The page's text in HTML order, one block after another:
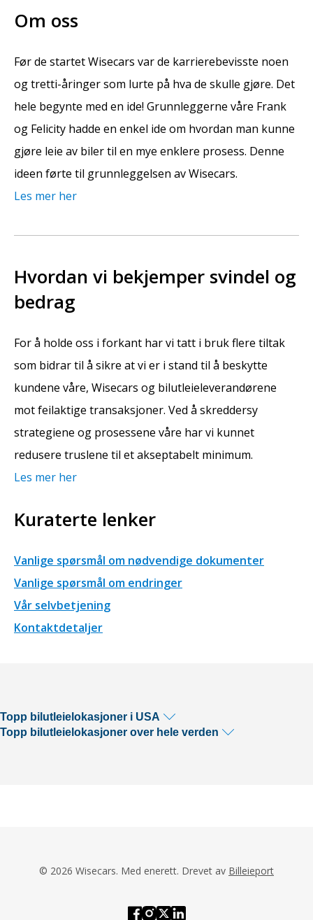
Om oss
Før de startet Wisecars var de karrierebevisste noen
og tretti-åringer som lurte på hva de skulle gjøre. Det
hele begynte med en ide! Grunnleggerne våre Frank
og Felicity hadde en enkel ide om hvordan man kunne
gjøre leie av biler til en mye enklere prosess. Denne
ideen førte til grunnleggelsen av Wisecars.
Les mer her
Hvordan vi bekjemper svindel og
bedrag
For å holde oss i forkant har vi tatt i bruk flere tiltak
som bidrar til å sikre at vi er i stand til å beskytte
kundene våre, Wisecars og bilutleieleverandørene
mot feilaktige transaksjoner. Ved å skreddersy
strategiene og prosessene våre har vi kunnet
redusere truslene til et akseptabelt minimum.
Les mer her
Kuraterte lenker
Vanlige spørsmål om nødvendige dokumenter
Vanlige spørsmål om endringer
Vår selvbetjening
Kontaktdetaljer
Topp bilutleielokasjoner i USA
Topp bilutleielokasjoner over hele verden
© 2026 Wisecars. Med enerett. Drevet av Billeieport